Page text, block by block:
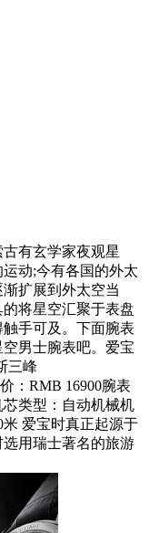
有玄学家夜观星
动;今有各国的外太
扩展到外太空当
将星空汇聚于表盘
手可及。下面腕表
男士腕表吧。爱宝
三峰
：RMB 16900腕表
类型：自动机械机
爱宝时真正起源于
用瑞士著名的旅游